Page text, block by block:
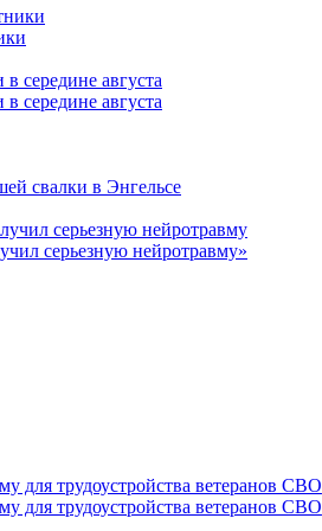
середине августа
свалки в Энгельсе
серьезную нейротравму»
для трудоустройства ветеранов СВО